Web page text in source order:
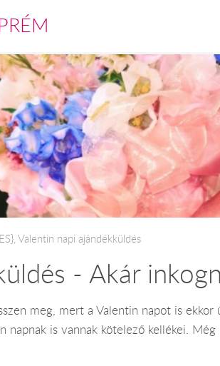
Valentin napi ajándékküldés
- Akár
meg, mert a Valentin napot is
napnak is vannak kötelező kellékei.